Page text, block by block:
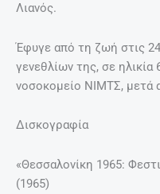
Λιανός.
Έφυγε από τη ζωή στις
γενεθλίων της, σε
νοσοκομείο ΝΙΜΤΣ, μετά
Δισκογραφία
«Θεσσαλονίκη 1965:
(1965)